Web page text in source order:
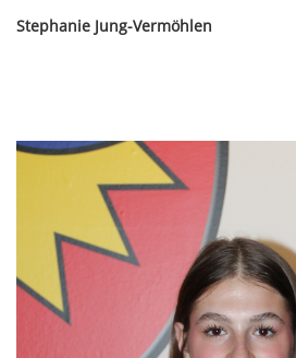
Stephanie Jung-Vermöhlen